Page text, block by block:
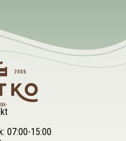
07:00-15:00